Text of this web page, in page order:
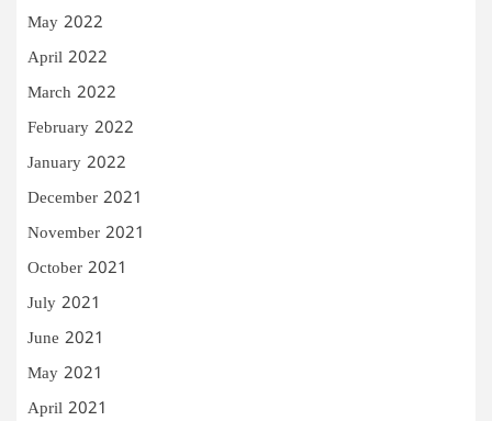
May 2022
April 2022
March 2022
February 2022
January 2022
December 2021
November 2021
October 2021
July 2021
June 2021
May 2021
April 2021